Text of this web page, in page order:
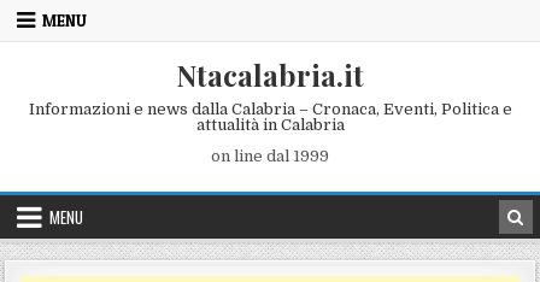
Skip to content
MENU
Ntacalabria.it
Informazioni e news dalla Calabria – Cronaca, Eventi, Politica e
attualità in Calabria
on line dal 1999
MENU